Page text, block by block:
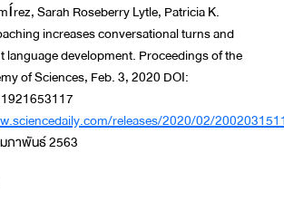
Sarah Roseberry Lytle, Patricia K.
increases conversational turns and
language development. Proceedings of the
of Sciences, Feb. 3, 2020 DOI:
releases/2020/02/
ภาพันธ์ 2563